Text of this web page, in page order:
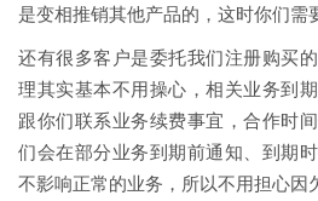
是变相推销其他产品的，这时你们需
还有很多客户是委托我们注册购买
理其实基本不用操心，相关业务到
跟你们联系业务续费事宜，合作时
们会在部分业务到期前通知、到期
不影响正常的业务，所以不用担心因